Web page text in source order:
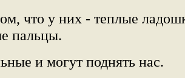
что у них - теплые
пальцы.
и могут поднять нас.